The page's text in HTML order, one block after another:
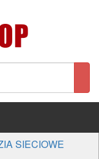
SIECIOWE